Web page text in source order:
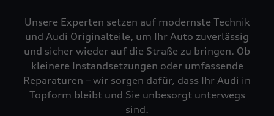
Unsere Experten setzen auf modernste Technik
und Audi Originalteile, um Ihr Auto zuverlässig
und sicher wieder auf die Straße zu bringen. Ob
kleinere Instandsetzungen oder umfassende
Reparaturen – wir sorgen dafür, dass Ihr Audi in
Topform bleibt und Sie unbesorgt unterwegs
sind.